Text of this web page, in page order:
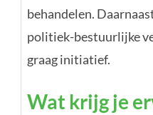
behandelen.
politiek-bestuurlijke
graag initiatief.
Wat krijg je